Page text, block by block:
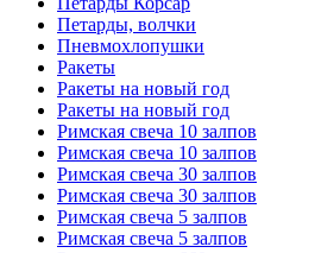
Петарды, волчки
Пневмохлопушки
Ракеты
Ракеты на новый год
Ракеты на новый год
Римская свеча 10 залпов
Римская свеча 10 залпов
Римская свеча 30 залпов
Римская свеча 30 залпов
Римская свеча 5 залпов
Римская свеча 5 залпов